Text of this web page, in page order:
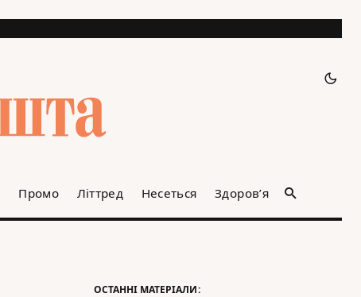
Промо Літтред Несеться Здоров’я
ОСТАННІ МАТЕРІАЛИ: